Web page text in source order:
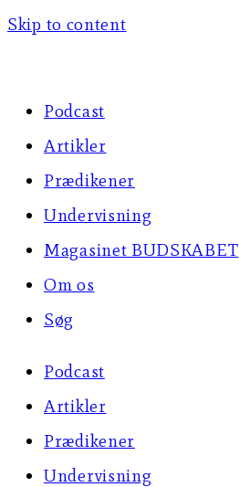
Skip to content
Podcast
Artikler
Prædikener
Undervisning
Magasinet BUDSKABET
Om os
Søg
Podcast
Artikler
Prædikener
Undervisning